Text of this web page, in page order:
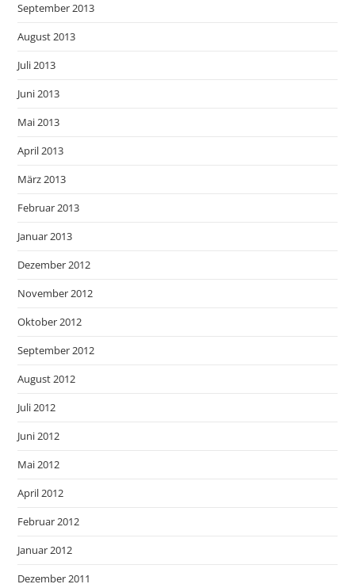
September 2013
August 2013
Juli 2013
Juni 2013
Mai 2013
April 2013
März 2013
Februar 2013
Januar 2013
Dezember 2012
November 2012
Oktober 2012
September 2012
August 2012
Juli 2012
Juni 2012
Mai 2012
April 2012
Februar 2012
Januar 2012
Dezember 2011